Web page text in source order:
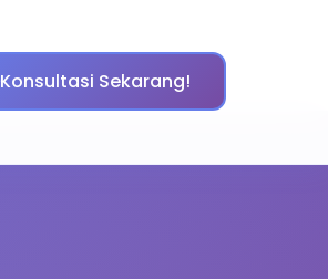
Konsultasi Sekarang!